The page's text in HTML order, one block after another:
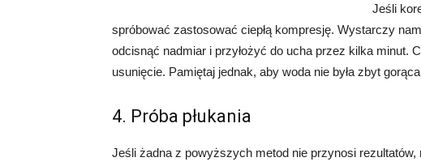
Jeśli
spróbować zastosować ciepłą kompresję. Wystarczy
odcisnąć nadmiar i przyłożyć do ucha przez kilka minut.
usunięcie. Pamiętaj jednak, aby woda nie była zbyt
4. Próba płukania
Jeśli żadna z powyższych metod nie przynosi rezultatów,